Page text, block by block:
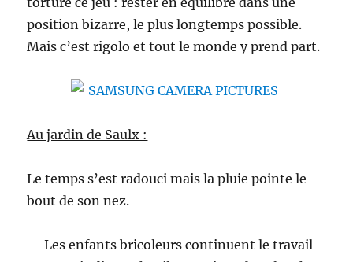
position bizarre, le plus longtemps possible.
Mais c’est rigolo et tout le monde y prend part.
Au jardin de Saulx :
Le temps s’est radouci mais la pluie pointe le
bout de son nez.
Les enfants bricoleurs continuent le travail